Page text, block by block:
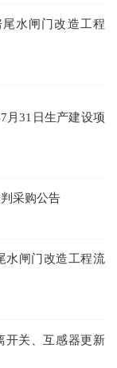
水闸门改造工程
月31日生产建设项
采购公告
水闸门改造工程流
开关、互感器更新